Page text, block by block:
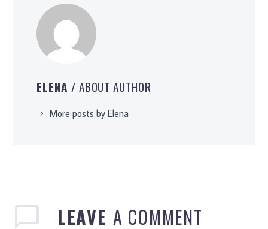
ELENA / ABOUT AUTHOR
More posts by Elena
LEAVE A COMMENT